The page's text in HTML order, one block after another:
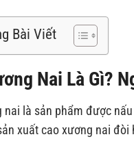
Bài Viết
Nai Là Gì?
nai là sản phẩm được
xuất cao xương nai